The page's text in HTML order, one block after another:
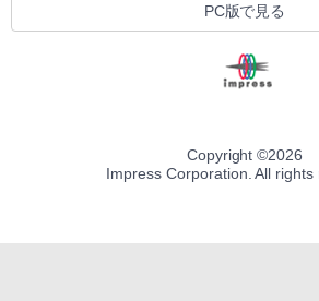
PC版で見る
Copyright ©2026
Impress Corporation. All rights